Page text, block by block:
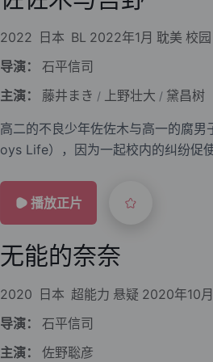
2022 日本 BL 2022年1月 耽美 校园
导演：
石平信司
主演：
藤井まき / 上野壮大 / 黛昌树
高二的不良少年佐佐木与高一的腐
oys Life），因为一起校内的纠纷促
播放正片
无能的奈奈
2020 日本 超能力 悬疑 2020年10月
导演：
石平信司
主演：
佐野聡彦